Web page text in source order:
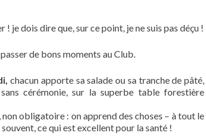
je dois dire que, sur ce point, je ne suis pas déçu !
de bons moments au Club.
chacun apporte sa salade ou sa tranche de pâté,
cérémonie, sur la superbe table forestière
non obligatoire : on apprend des choses – à tout le
ce qui est excellent pour la santé !